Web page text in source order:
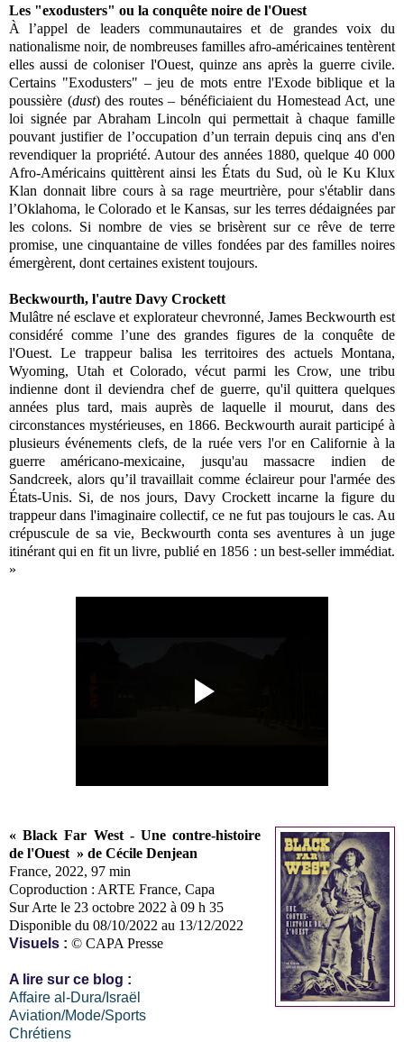
Les "exodusters" ou la conquête noire de l'Ouest
À l’appel de leaders communautaires et de grandes voix du
nationalisme noir, de nombreuses familles afro-américaines tentèrent
elles aussi de coloniser l'Ouest, quinze ans après la guerre civile.
Certains "Exodusters" – jeu de mots entre l'Exode biblique et la
poussière (dust) des routes – bénéficiaient du Homestead Act, une
loi signée par Abraham Lincoln qui permettait à chaque famille
pouvant justifier de l’occupation d’un terrain depuis cinq ans d'en
revendiquer la propriété. Autour des années 1880, quelque 40 000
Afro-Américains quittèrent ainsi les États du Sud, où le Ku Klux
Klan donnait libre cours à sa rage meurtrière, pour s'établir dans
l’Oklahoma, le Colorado et le Kansas, sur les terres dédaignées par
les colons. Si nombre de vies se brisèrent sur ce rêve de terre
promise, une cinquantaine de villes fondées par des familles noires
émergèrent, dont certaines existent toujours.
Beckwourth, l'autre Davy Crockett
Mulâtre né esclave et explorateur chevronné, James Beckwourth est
considéré comme l’une des grandes figures de la conquête de
l'Ouest. Le trappeur balisa les territoires des actuels Montana,
Wyoming, Utah et Colorado, vécut parmi les Crow, une tribu
indienne dont il deviendra chef de guerre, qu'il quittera quelques
années plus tard, mais auprès de laquelle il mourut, dans des
circonstances mystérieuses, en 1866. Beckwourth aurait participé à
plusieurs événements clefs, de la ruée vers l'or en Californie à la
guerre américano-mexicaine, jusqu'au massacre indien de
Sandcreek, alors qu’il travaillait comme éclaireur pour l'armée des
États-Unis. Si, de nos jours, Davy Crockett incarne la figure du
trappeur dans l'imaginaire collectif, ce ne fut pas toujours le cas. Au
crépuscule de sa vie, Beckwourth conta ses aventures à un juge
itinérant qui en fit un livre, publié en 1856 : un best-seller immédiat.
»
« Black Far West - Une contre-histoire
de l'Ouest » de Cécile Denjean
France, 2022, 97 min
Coproduction : ARTE France, Capa
Sur Arte le 23 octobre 2022 à 09 h 35
Disponible du 08/10/2022 au 13/12/2022
Visuels : © CAPA Presse
A lire sur ce blog :
Affaire al-Dura/Israël
Aviation/Mode/Sports
Chrétiens